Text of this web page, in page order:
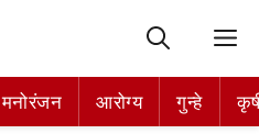
मनोरंजन आरोग्य गुन्हे